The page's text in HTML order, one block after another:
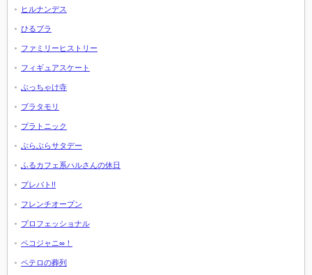
ヒルナンデス
ひるブラ
ファミリーヒストリー
フィギュアスケート
ぶっちゃけ寺
ブラタモリ
プラトニック
ぶらぶらサタデー
ふるカフェ系ハルさんの休日
プレバト!!
フレンチオープン
プロフェッショナル
ペコジャニ∞！
ペテロの葬列